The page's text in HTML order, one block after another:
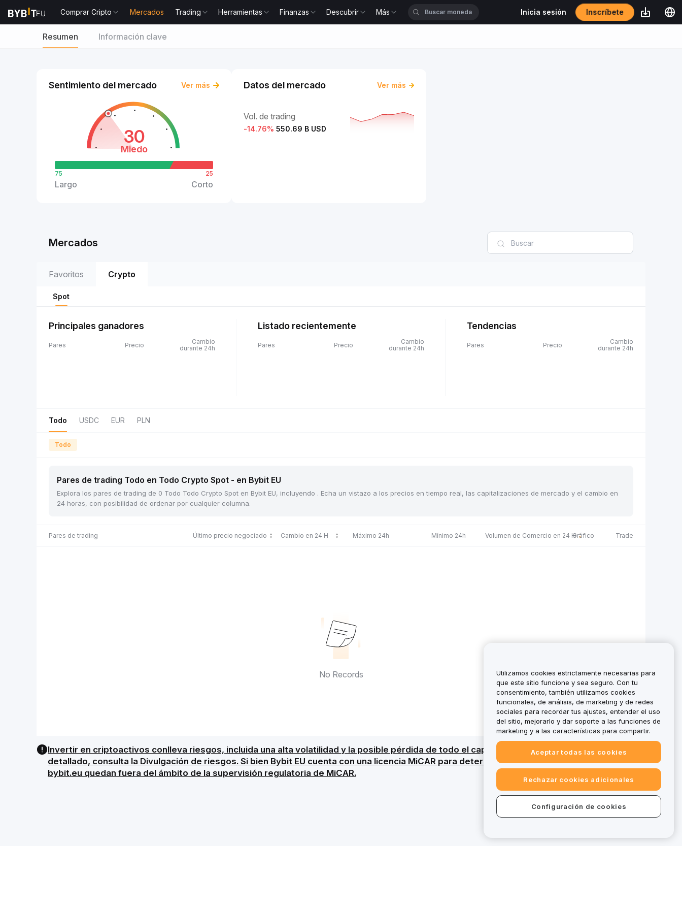
Comprar Cripto Mercados Trading Herramientas Finanzas Descubrir Más Inicia sesión Inscríbete
Resumen Información clave
Sentimiento del mercado Ver más
30
Miedo
75
Largo
25
Corto
Datos del mercado Ver más
Vol. de trading
-14.76% 550.69 B USD
Mercados
Favoritos Crypto
Spot
Principales ganadores
Pares Precio
Cambio
durante 24h
Listado recientemente
Pares Precio
Cambio
durante 24h
Tendencias
Pares Precio
Cambio
durante 24h
Todo USDC EUR PLN
Todo
Pares de trading Todo en Todo Crypto Spot - en Bybit EU
Explora los pares de trading de 0 Todo Todo Crypto Spot en Bybit EU, incluyendo . Echa un vistazo a los precios en tiempo real, las capitalizaciones de mercado y el cambio en
24 horas, con posibilidad de ordenar por cualquier columna.
Pares de trading Último precio negociado Cambio en 24 H Máximo 24h Mínimo 24h Volumen de Comercio en 24 HGráfico Trade
No Records
Invertir en criptoactivos conlleva riesgos, incluida una alta volatilidad y la posible pérdida de todo el capital. Para obtener un resumen
detallado, consulta la Divulgación de riesgos. Si bien Bybit EU cuenta con una licencia MiCAR para determinados servicios, algunas ofertas en
bybit.eu quedan fuera del ámbito de la supervisión regulatoria de MiCAR.
Utilizamos cookies estrictamente necesarias para
que este sitio funcione y sea seguro. Con tu
consentimiento, también utilizamos cookies
funcionales, de análisis, de marketing y de redes
sociales para recordar tus ajustes, entender el uso
del sitio, mejorarlo y dar soporte a las funciones de
marketing y a las características para compartir.
Aceptar todas las cookies
Rechazar cookies adicionales
Configuración de cookies